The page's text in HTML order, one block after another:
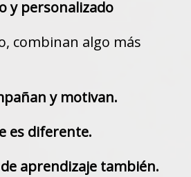
y personalizado
combinan algo más
y motivan.
es diferente.
aprendizaje también.